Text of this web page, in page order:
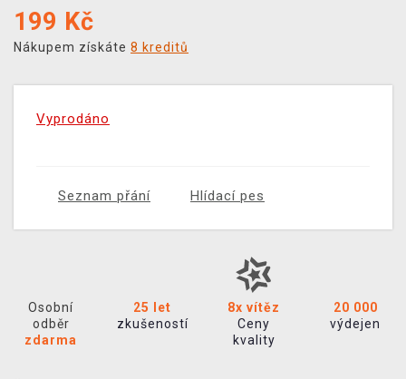
199 Kč
Nákupem získáte 8 kreditů
Vyprodáno
Seznam přání Hlídací pes
Osobní
odběr
zdarma
25 let
zkušeností
8x vítěz
Ceny
kvality
20 000
výdejen